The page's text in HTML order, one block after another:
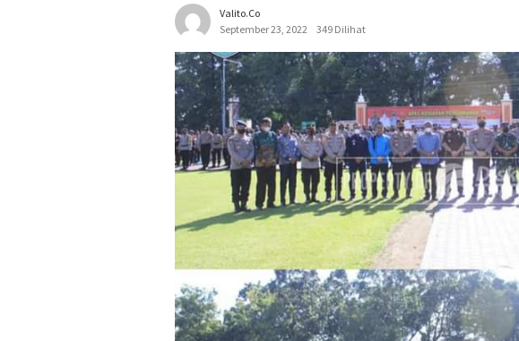
Valito.co
September 23, 2022
349 Dilihat